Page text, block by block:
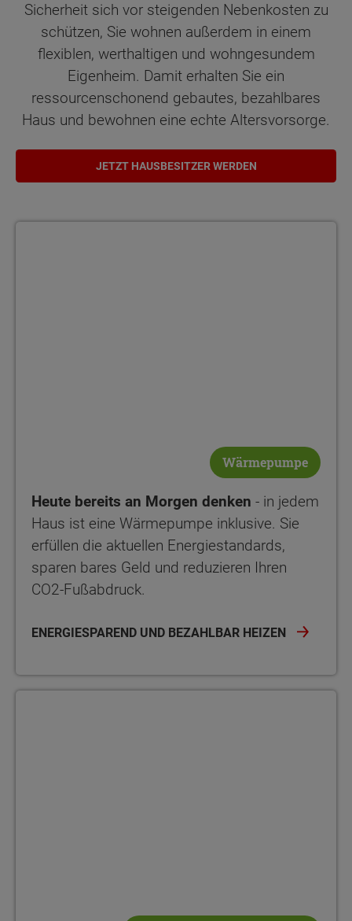
Sicherheit sich vor steigenden Nebenkosten zu
schützen, Sie wohnen außerdem in einem
flexiblen, werthaltigen und wohngesundem
Eigenheim. Damit erhalten Sie ein
ressourcenschonend gebautes, bezahlbares
Haus und bewohnen eine echte Altersvorsorge.
JETZT HAUSBESITZER WERDEN
Wärmepumpe
Heute bereits an Morgen denken - in jedem
Haus ist eine Wärmepumpe inklusive. Sie
erfüllen die aktuellen Energiestandards,
sparen bares Geld und reduzieren Ihren
CO2-Fußabdruck.
ENERGIESPAREND UND BEZAHLBAR HEIZEN